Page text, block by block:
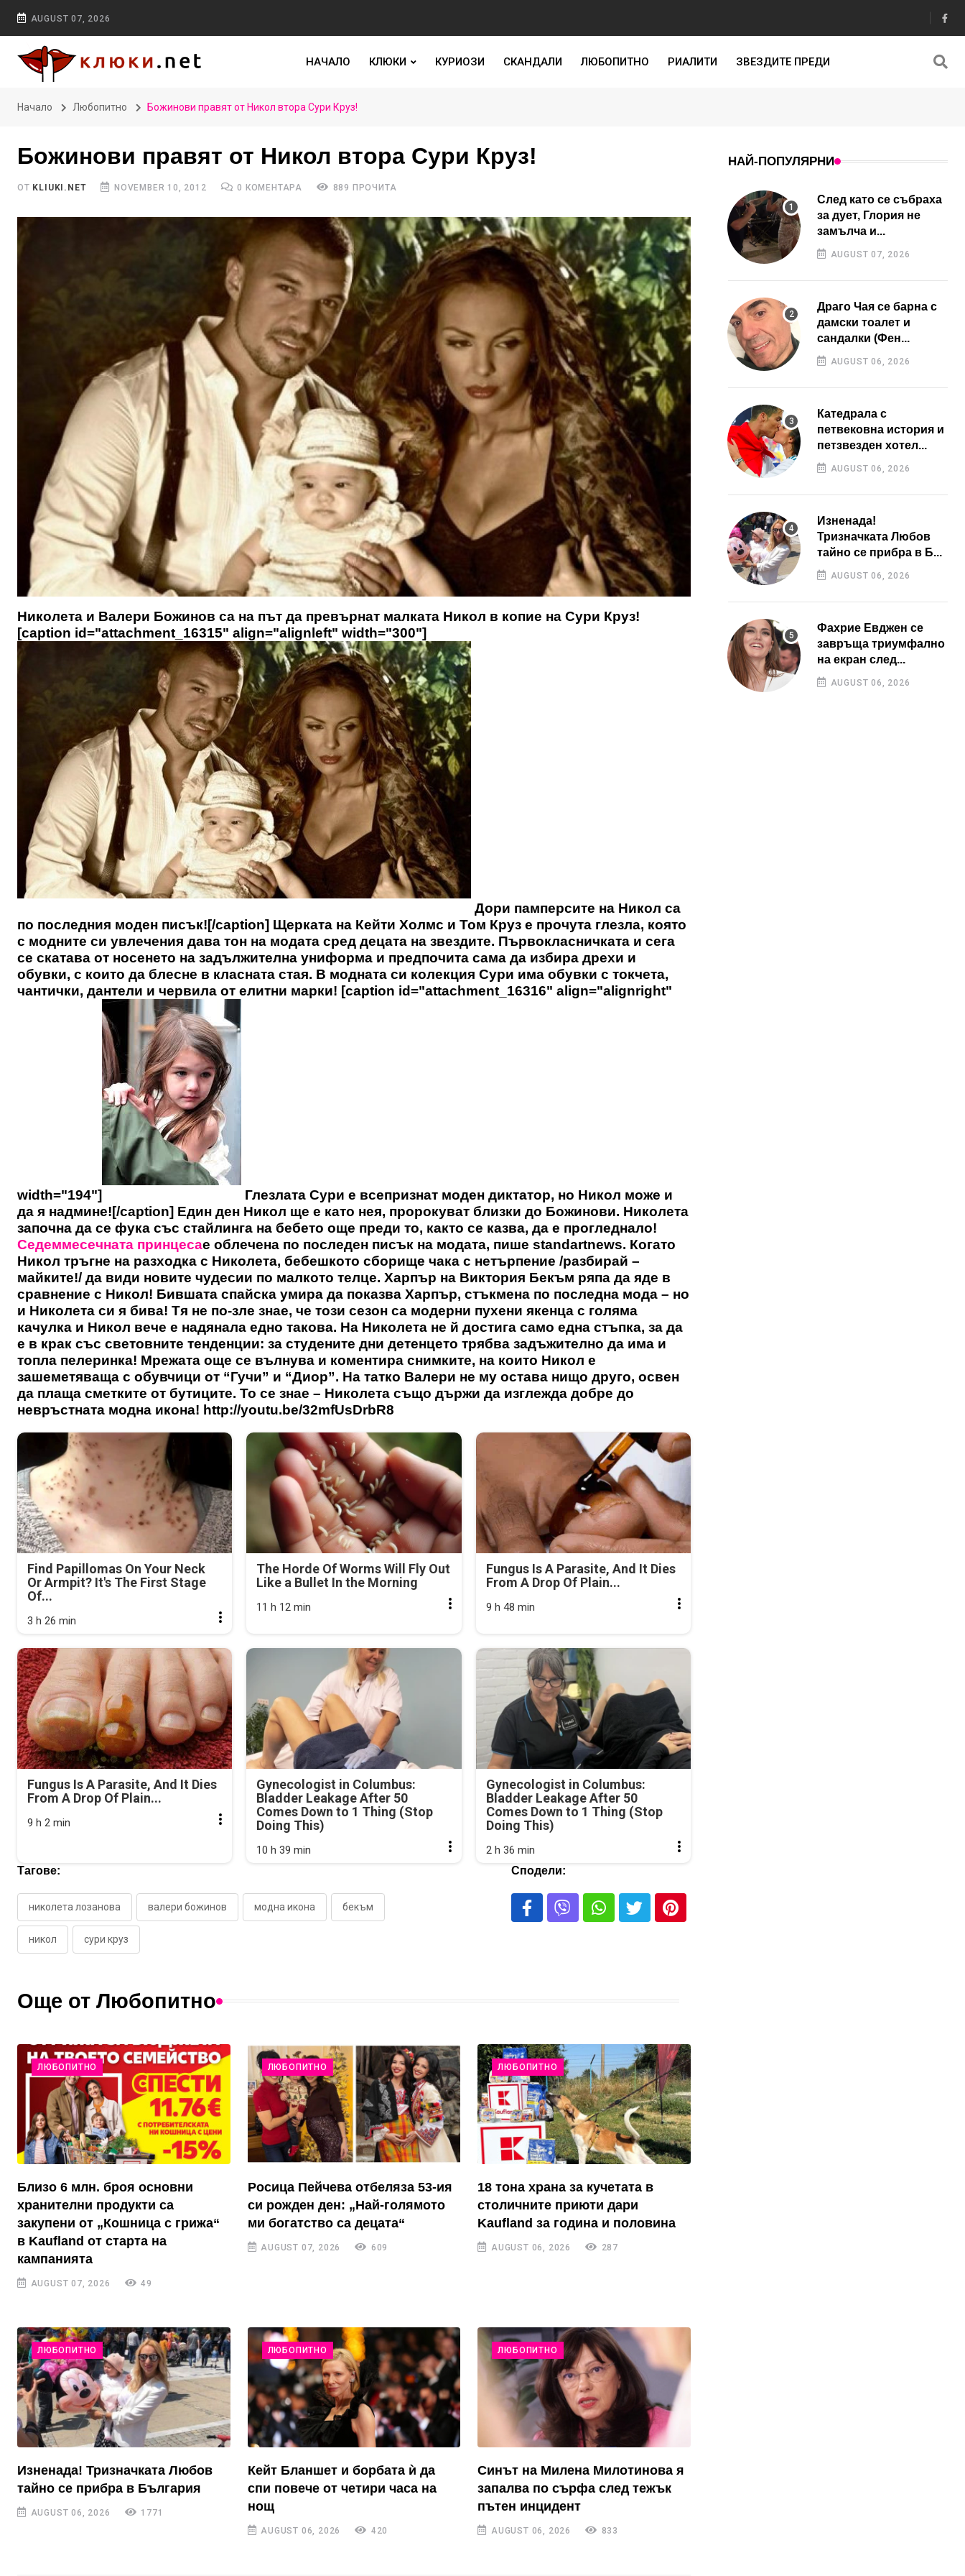
AUGUST 07, 2026
НАЧАЛО КЛЮКИ КУРИОЗИ СКАНДАЛИ ЛЮБОПИТНО РИАЛИТИ ЗВЕЗДИТЕ ПРЕДИ
Начало Любопитно Божинови правят от Никол втора Сури Круз!
Божинови правят от Никол втора Сури Круз!
ОТ KLIUKI.NET NOVEMBER 10, 2012 0 КОМЕНТАРА 889 ПРОЧИТА
Николета и Валери Божинов са на път да превърнат малката Никол в копие на Сури Круз!
[caption id="attachment_16315" align="alignleft" width="300"]
Дори памперсите на Никол са
по последния моден писък![/caption] Щерката на Кейти Холмс и Том Круз е прочута глезла, която
с модните си увлечения дава тон на модата сред децата на звездите. Първокласничката и сега
се скатава от носенето на задължителна униформа и предпочита сама да избира дрехи и
обувки, с които да блесне в класната стая. В модната си колекция Сури има обувки с токчета,
чантички, дантели и червила от елитни марки! [caption id="attachment_16316" align="alignright"
width="194"]
Глезлата Сури е всепризнат моден диктатор, но Никол може и
да я надмине![/caption] Един ден Никол ще е като нея, пророкуват близки до Божинови. Николета
започна да се фука със стайлинга на бебето още преди то, както се казва, да е прогледнало!
Седеммесечната принцесае облечена по последен писък на модата, пише standartnews. Когато
Никол тръгне на разходка с Николета, бебешкото сборище чака с нетърпение /разбирай –
майките!/ да види новите чудесии по малкото телце. Харпър на Виктория Бекъм ряпа да яде в
сравнение с Никол! Бившата спайска умира да показва Харпър, стъкмена по последна мода – но
и Николета си я бива! Тя не по-зле знае, че този сезон са модерни пухени якенца с голяма
качулка и Никол вече е надянала едно такова. На Николета не й достига само една стъпка, за да
е в крак със световните тенденции: за студените дни детенцето трябва задъжително да има и
топла пелеринка! Мрежата още се вълнува и коментира снимките, на които Никол е
зашеметяваща с обувчици от “Гучи” и “Диор”. На татко Валери не му остава нищо друго, освен
да плаща сметките от бутиците. То се знае – Николета също държи да изглежда добре до
невръстната модна икона! http://youtu.be/32mfUsDrbR8
Find Papillomas On Your Neck
Or Armpit? It's The First Stage
Of...
3 h 26 min
The Horde Of Worms Will Fly Out
Like a Bullet In the Morning
11 h 12 min
Fungus Is A Parasite, And It Dies
From A Drop Of Plain...
9 h 48 min
Fungus Is A Parasite, And It Dies
From A Drop Of Plain...
9 h 2 min
Gynecologist in Columbus:
Bladder Leakage After 50
Comes Down to 1 Thing (Stop
Doing This)
10 h 39 min
Gynecologist in Columbus:
Bladder Leakage After 50
Comes Down to 1 Thing (Stop
Doing This)
2 h 36 min
Тагове:
николета лозанова валери божинов модна икона бекъм
никол сури круз
Сподели:
Още от Любопитно
ЛЮБОПИТНО
Близо 6 млн. броя основни
хранителни продукти са
закупени от „Кошница с грижа“
в Kaufland от старта на
кампанията
AUGUST 07, 2026 49
ЛЮБОПИТНО
Росица Пейчева отбеляза 53-ия
си рожден ден: „Най-голямото
ми богатство са децата“
AUGUST 07, 2026 609
ЛЮБОПИТНО
18 тона храна за кучетата в
столичните приюти дари
Kaufland за година и половина
AUGUST 06, 2026 287
ЛЮБОПИТНО
Изненада! Тризначката Любов
тайно се прибра в България
AUGUST 06, 2026 1771
ЛЮБОПИТНО
Кейт Бланшет и борбата ѝ да
спи повече от четири часа на
нощ
AUGUST 06, 2026 420
ЛЮБОПИТНО
Синът на Милена Милотинова я
запалва по сърфа след тежък
пътен инцидент
AUGUST 06, 2026 833
НАЙ-ПОПУЛЯРНИ
След като се събраха
за дует, Глория не
замълча и...
AUGUST 07, 2026
Драго Чая се барна с
дамски тоалет и
сандалки (Фен...
AUGUST 06, 2026
Катедрала с
петвековна история и
петзвезден хотел...
AUGUST 06, 2026
Изненада!
Тризначката Любов
тайно се прибра в Б...
AUGUST 06, 2026
Фахрие Евджен се
завръща триумфално
на екран след...
AUGUST 06, 2026